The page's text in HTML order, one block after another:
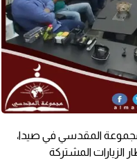
مجموعة المقدسي في صيدا،
وذلك في إطار الزيارات المشتركة